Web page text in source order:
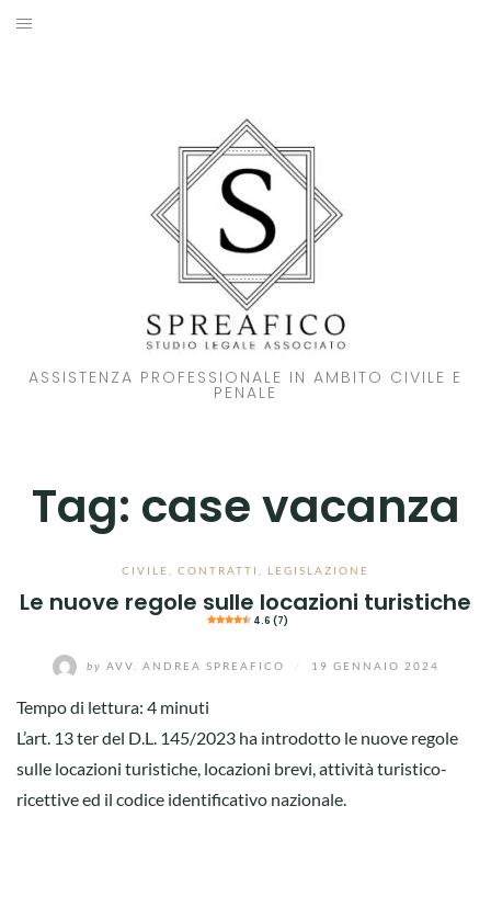
Skip
ASSISTENZA PROFESSIONALE IN AMBITO CIVILE E
PENALE
Tag: case vacanza
CIVILE CONTRATTI LEGISLAZIONE
Le nuove regole sulle locazioni turistiche
4.6 (7)
by AVV. ANDREA SPREAFICO 19 GENNAIO 2024
Tempo di lettura: 4 minuti
L’art. 13 ter del D.L. 145/2023 ha introdotto le nuove regole
sulle locazioni turistiche, locazioni brevi, attività turistico-
ricettive ed il codice identificativo nazionale.